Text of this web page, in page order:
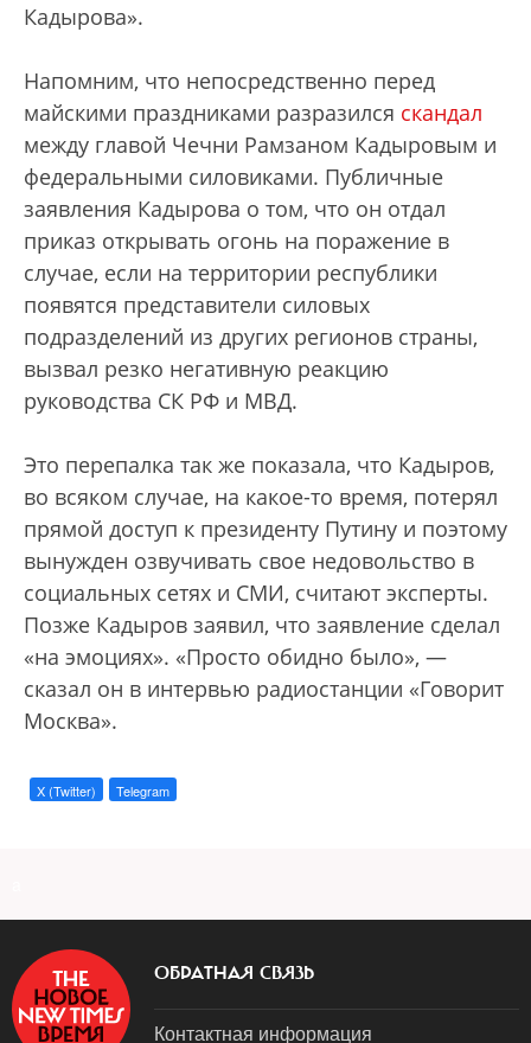
Кадырова».
Напомним, что непосредственно перед
майскими праздниками разразился скандал
между главой Чечни Рамзаном Кадыровым и
федеральными силовиками. Публичные
заявления Кадырова о том, что он отдал
приказ открывать огонь на поражение в
случае, если на территории республики
появятся представители силовых
подразделений из других регионов страны,
вызвал резко негативную реакцию
руководства СК РФ и МВД.
Это перепалка так же показала, что Кадыров,
во всяком случае, на какое-то время, потерял
прямой доступ к президенту Путину и поэтому
вынужден озвучивать свое недовольство в
социальных сетях и СМИ, считают эксперты.
Позже Кадыров заявил, что заявление сделал
«на эмоциях». «Просто обидно было», —
сказал он в интервью радиостанции «Говорит
Москва».
X (Twitter) Telegram
ОБРАТНАЯ СВЯЗЬ
Контактная информация